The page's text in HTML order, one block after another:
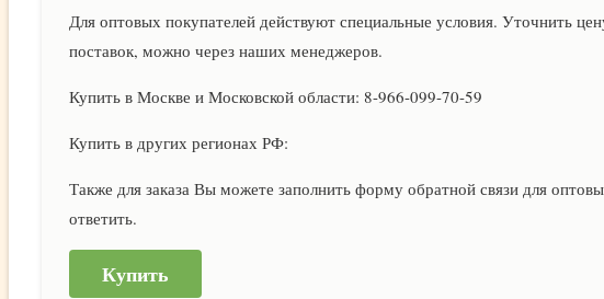
Для оптовых покупателей действуют специальные условия. Уточнить
поставок, можно через наших менеджеров.
Купить в Москве и Московской области: 8-966-099-70-59
Купить в других регионах РФ:
Также для заказа Вы можете заполнить форму обратной связи для
ответить.
Купить